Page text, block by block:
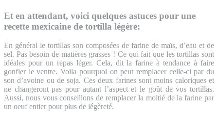
Et en attendant, voici quelques astuces pour une
recette mexicaine de tortilla légère:
En général le tortillas son composées de farine de maïs, d’eau et de
sel. Pas besoin de matières grasses ! Ce qui fait que les tortillas sont
idéales pour un repas léger. Cela, dit la farine à tendance à faire
gonfler le ventre. Voila pourquoi on peut remplacer celle-ci par du
son d’avoine ou de soja. Ces deux farines sont moins caloriques et
ne changeront pas pour autant l’aspect et le goût de vos tortillas.
Aussi, nous vous conseillons de remplacer la moitié de la farine par
un oeuf entier pour plus de légèreté.